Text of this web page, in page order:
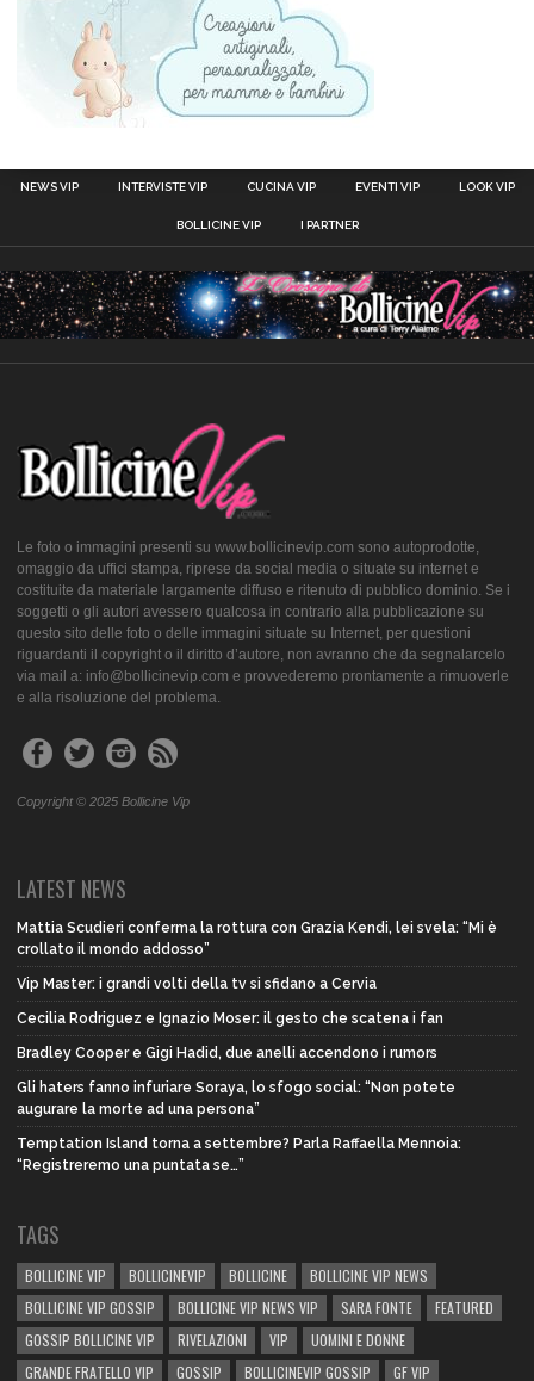
NEWS VIP INTERVISTE VIP CUCINA VIP EVENTI VIP LOOK VIP
BOLLICINE VIP I PARTNER
Le foto o immagini presenti su www.bollicinevip.com sono autoprodotte,
omaggio da uffici stampa, riprese da social media o situate su internet e
costituite da materiale largamente diffuso e ritenuto di pubblico dominio. Se i
soggetti o gli autori avessero qualcosa in contrario alla pubblicazione su
questo sito delle foto o delle immagini situate su Internet, per questioni
riguardanti il copyright o il diritto d’autore, non avranno che da segnalarcelo
via mail a: info@bollicinevip.com e provvederemo prontamente a rimuoverle
e alla risoluzione del problema.
Copyright © 2025 Bollicine Vip
LATEST NEWS
Mattia Scudieri conferma la rottura con Grazia Kendi, lei svela: “Mi è
crollato il mondo addosso”
Vip Master: i grandi volti della tv si sfidano a Cervia
Cecilia Rodriguez e Ignazio Moser: il gesto che scatena i fan
Bradley Cooper e Gigi Hadid, due anelli accendono i rumors
Gli haters fanno infuriare Soraya, lo sfogo social: “Non potete
augurare la morte ad una persona”
Temptation Island torna a settembre? Parla Raffaella Mennoia:
“Registreremo una puntata se…”
TAGS
BOLLICINE VIP BOLLICINEVIP BOLLICINE
BOLLICINE VIP NEWS
BOLLICINE VIP GOSSIP
BOLLICINE VIP NEWS VIP SARA FONTE
FEATURED
GOSSIP BOLLICINE VIP
RIVELAZIONI VIP
UOMINI E DONNE
GRANDE FRATELLO VIP
GOSSIP BOLLICINEVIP GOSSIP GF VIP